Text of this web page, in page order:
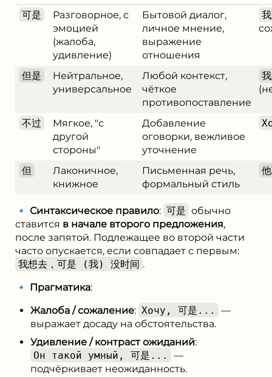
可是
Разговорное, с
эмоцией
(жалоба,
удивление)
Бытовой диалог,
личное мнение,
выражение
отношения
但是
Нейтральное,
универсальное
Любой контекст,
чёткое
противопоставление
不过
Мягкое, "с
другой
стороны"
Добавление
оговорки, вежливое
уточнение
但
Лаконичное,
книжное
Письменная речь,
формальный стиль
🔹 Синтаксическое правило: 可是 обычно
ставится в начале второго предложения,
после запятой. Подлежащее во второй части
часто опускается, если совпадает с первым:
我想去，可是 (我) 没时间 .
🔹 Прагматика:
Жалоба / сожаление: Хочу, 可是...
—
выражает досаду на обстоятельства.
Удивление / контраст ожиданий:
Он такой умный, 可是...
—
подчёркивает неожиданность.